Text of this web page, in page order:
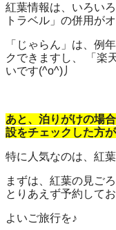
紅葉情報は、いろい
トラベル」の併用が
「じゃらん」は、例
クできますし、 「楽
いです(^o^)丿
あと、泊りがけの場
設をチェックした方
特に人気なのは、紅
まずは、紅葉の見ご
とりあえず予約して
よいご旅行を♪